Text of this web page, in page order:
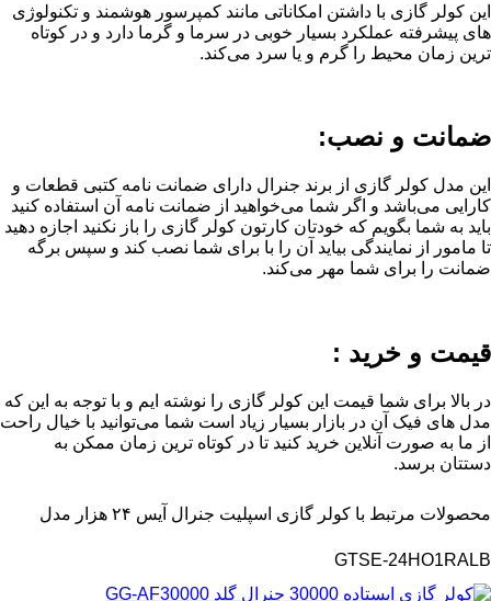
این کولر گازی با داشتن امکاناتی مانند کمپرسور هوشمند و تکنولوژی
های پیشرفته عملکرد بسیار خوبی در سرما و گرما دارد و در کوتاه
ترین زمان محیط را گرم و یا سرد می‌کند.
ضمانت و نصب:
این مدل کولر گازی از برند جنرال دارای ضمانت نامه کتبی قطعات و
کارایی می‌باشد و اگر شما می‌خواهید از ضمانت نامه آن استفاده کنید
باید به شما بگویم که خودتان کارتون کولر گازی را باز نکنید اجازه دهید
تا مامور از نمایندگی بیاید آن را با برای شما نصب کند و سپس برگه
ضمانت را برای شما مهر می‌کند.
قیمت و خرید :
در بالا برای شما قیمت این کولر گازی را نوشته ایم و با توجه به این که
مدل های فیک آن در بازار بسیار زیاد است شما می‌توانید با خیال راحت
از ما به صورت آنلاین خرید کنید تا در کوتاه ترین زمان ممکن به
دستتان برسد.
محصولات مرتبط با کولر گازی اسپلیت جنرال آیس ۲۴ هزار مدل
GTSE-24HO1RALB